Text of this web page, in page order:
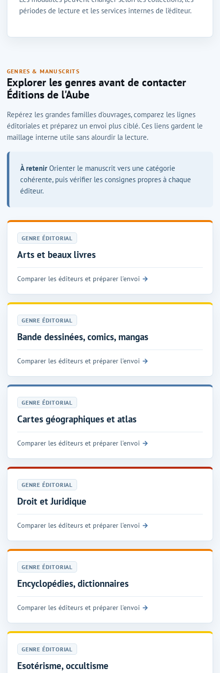
périodes de lecture et les services internes de l'éditeur.
GENRES & MANUSCRITS
Explorer les genres avant de contacter
Éditions de l'Aube
Repérez les grandes familles d'ouvrages, comparez les lignes
éditoriales et préparez un envoi plus ciblé. Ces liens gardent le
maillage interne utile sans alourdir la lecture.
À retenir Orienter le manuscrit vers une catégorie
cohérente, puis vérifier les consignes propres à chaque
éditeur.
GENRE ÉDITORIAL
Arts et beaux livres
Comparer les éditeurs et préparer l'envoi
GENRE ÉDITORIAL
Bande dessinées, comics, mangas
Comparer les éditeurs et préparer l'envoi
GENRE ÉDITORIAL
Cartes géographiques et atlas
Comparer les éditeurs et préparer l'envoi
GENRE ÉDITORIAL
Droit et Juridique
Comparer les éditeurs et préparer l'envoi
GENRE ÉDITORIAL
Encyclopédies, dictionnaires
Comparer les éditeurs et préparer l'envoi
GENRE ÉDITORIAL
Esotérisme, occultisme